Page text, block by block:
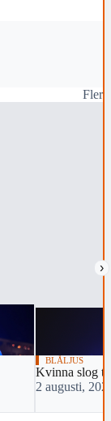
Fler
›
BLÅLJUS
Kvinna slog
2 augusti,